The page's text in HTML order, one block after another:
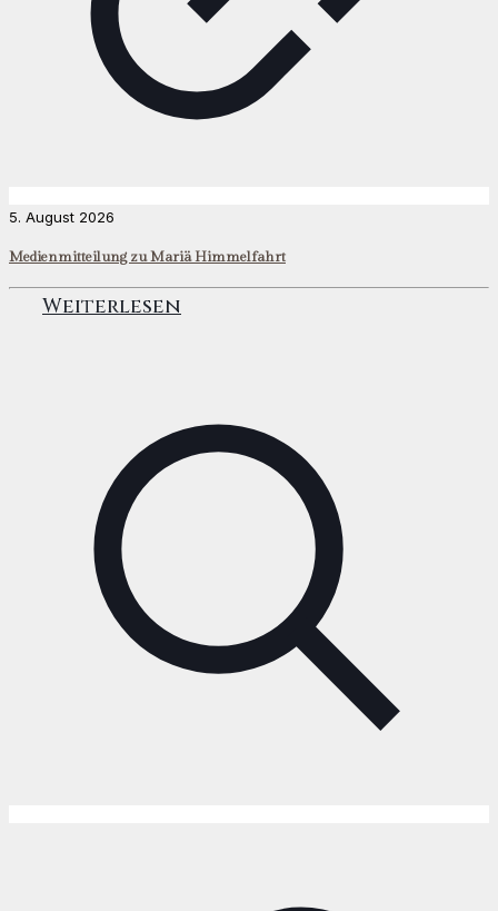
5. August 2026
Medienmitteilung zu Mariä Himmelfahrt
Weiterlesen